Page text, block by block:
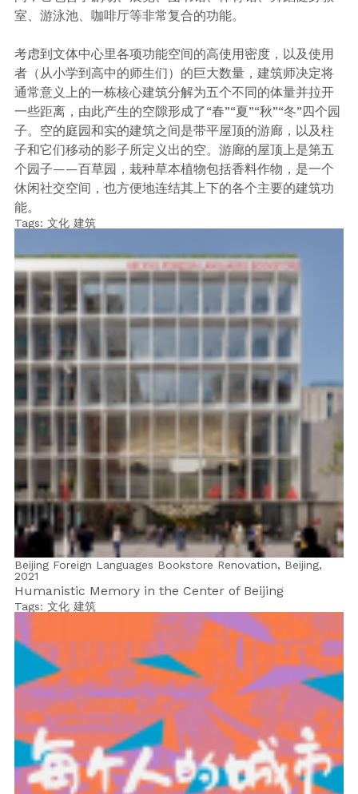
室、游泳池、咖啡厅等非常复合的功能。
考虑到文体中心里各项功能空间的高使用密度，以及使用
者（从小学到高中的师生们）的巨大数量，建筑师决定将
通常意义上的一栋核心建筑分解为五个不同的体量并拉开
一些距离，由此产生的空隙形成了“春”“夏”“秋”“冬”四个园
子。空的庭园和实的建筑之间是带平屋顶的游廊，以及柱
子和它们移动的影子所定义出的空。游廊的屋顶上是第五
个园子——百草园，栽种草本植物包括香料作物，是一个
休闲社交空间，也方便地连结其上下的各个主要的建筑功
能。
Tags: 文化 建筑
Beijing Foreign Languages Bookstore Renovation, Beijing,
2021
Humanistic Memory in the Center of Beijing
Tags: 文化 建筑